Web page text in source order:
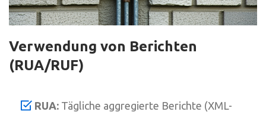
Verwendung von Berichten
(RUA/RUF)
RUA: Tägliche aggregierte Berichte (XML-